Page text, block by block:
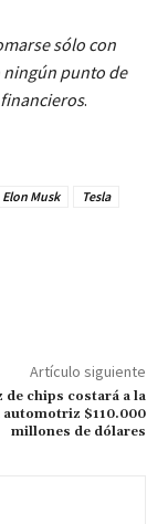
sólo con
punto de
.
Elon Musk
Tesla
Artículo siguiente
de chips costará a la
$110.000
millones de dólares